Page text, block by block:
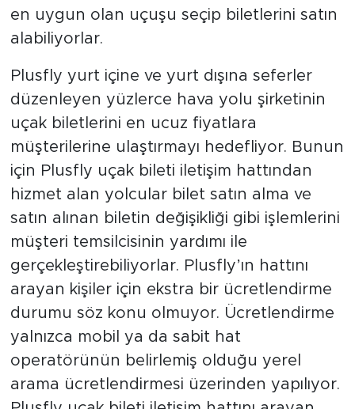
en uygun olan uçuşu seçip biletlerini satın
alabiliyorlar.
Plusfly yurt içine ve yurt dışına seferler
düzenleyen yüzlerce hava yolu şirketinin
uçak biletlerini en ucuz fiyatlara
müşterilerine ulaştırmayı hedefliyor. Bunun
için Plusfly uçak bileti iletişim hattından
hizmet alan yolcular bilet satın alma ve
satın alınan biletin değişikliği gibi işlemlerini
müşteri temsilcisinin yardımı ile
gerçekleştirebiliyorlar. Plusfly’ın hattını
arayan kişiler için ekstra bir ücretlendirme
durumu söz konu olmuyor. Ücretlendirme
yalnızca mobil ya da sabit hat
operatörünün belirlemiş olduğu yerel
arama ücretlendirmesi üzerinden yapılıyor.